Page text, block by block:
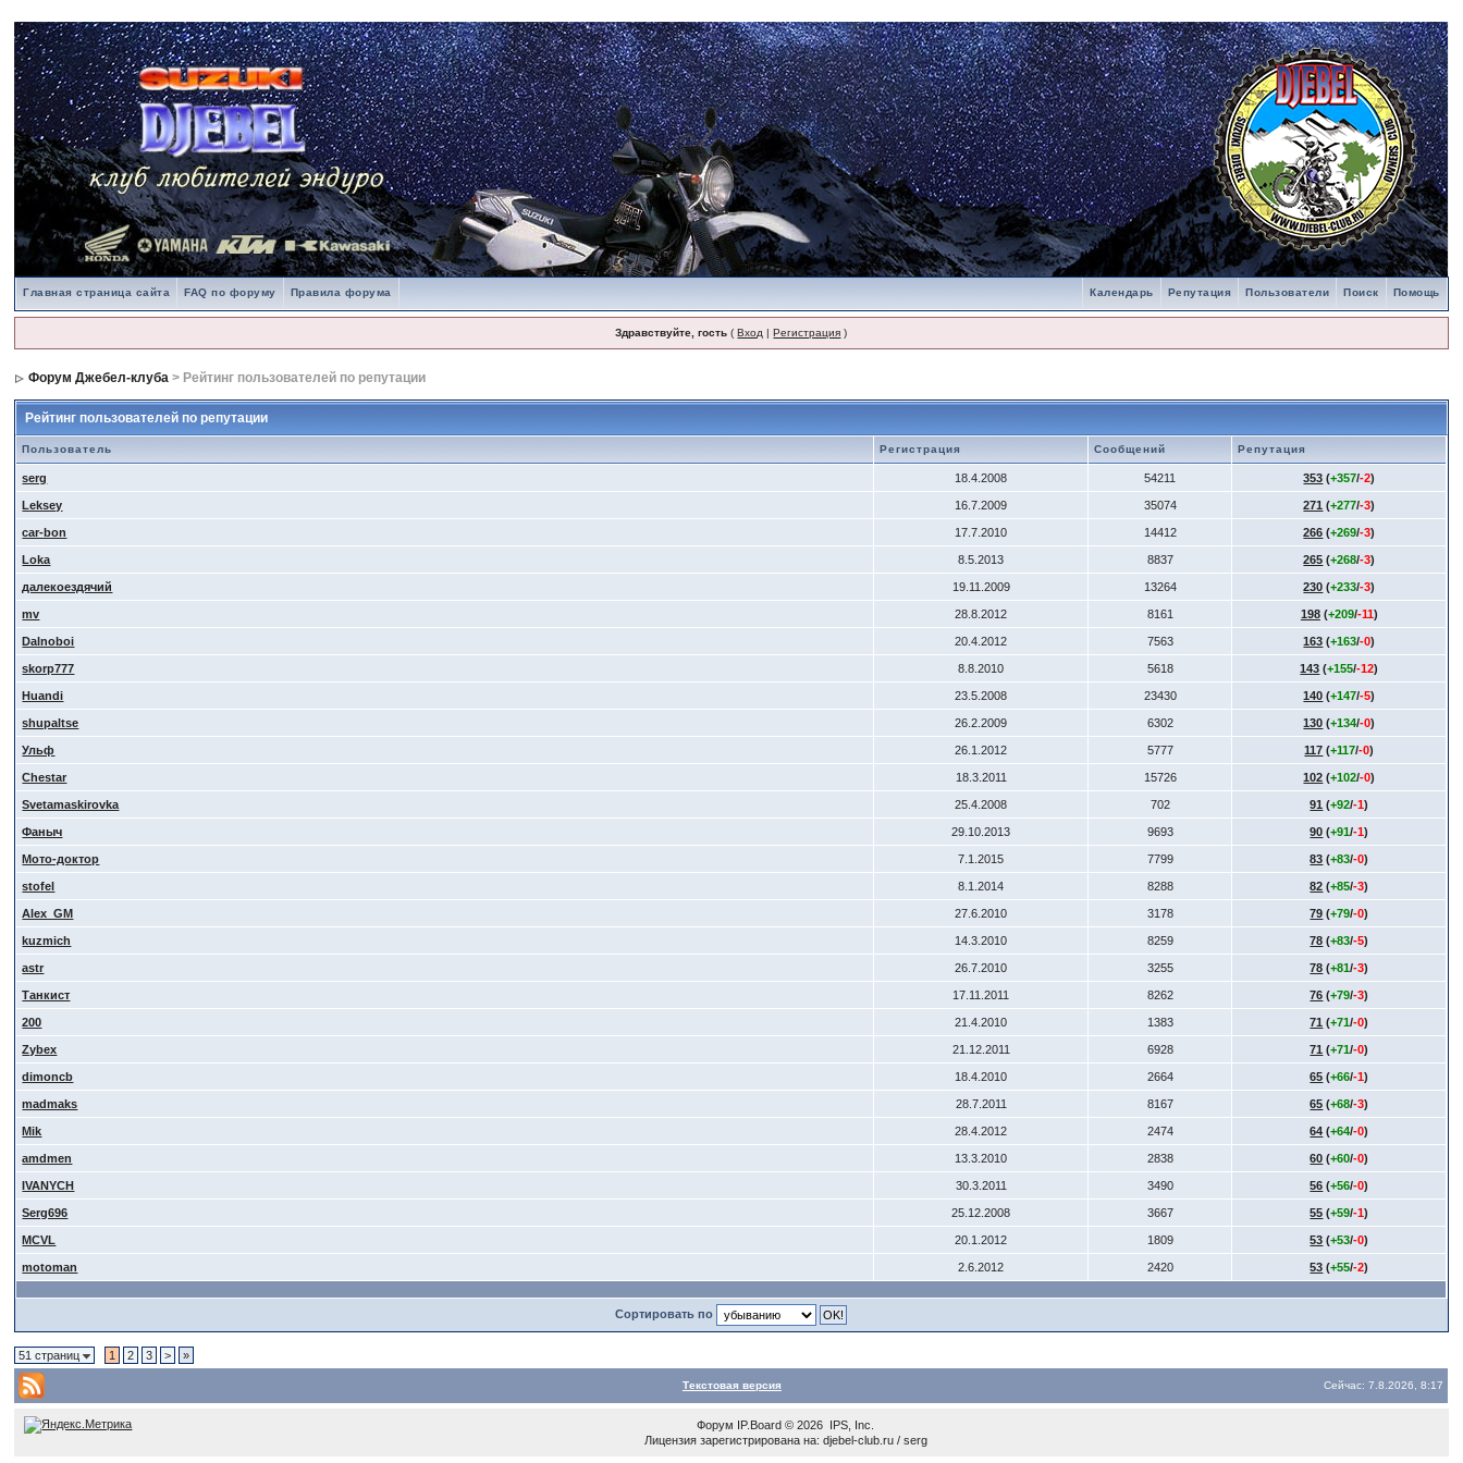
Главная страница сайта FAQ по форуму Правила форума Помощь
Поиск
Пользователи
Репутация
Календарь
Здравствуйте, гость (Вход |Регистрация )
Форум Джебел-клуба > Рейтинг пользователей по репутации
Рейтинг пользователей по репутации
Пользователь Регистрация Сообщений Репутация
serg 18.4.2008 54211 353 (+357/-2)
Leksey 16.7.2009 35074 271 (+277/-3)
car-bon 17.7.2010 14412 266 (+269/-3)
Loka 8.5.2013 8837 265 (+268/-3)
далекоездячий 19.11.2009 13264 230 (+233/-3)
mv 28.8.2012 8161 198(+209/-11)
Dalnoboi 20.4.2012 7563 163 (+163/-0)
skorp777 8.8.2010 5618 143 (+155/-12)
Huandi 23.5.2008 23430 140 (+147/-5)
shupaltse 26.2.2009 6302 130 (+134/-0)
Ульф 26.1.2012 5777 117 (+117/-0)
Сhestar 18.3.2011 15726 102 (+102/-0)
Svetamaskirovka 25.4.2008 702 91 (+92/-1)
Фаныч 29.10.2013 9693 90 (+91/-1)
Мото-доктор 7.1.2015 7799 83 (+83/-0)
stofel 8.1.2014 8288 82 (+85/-3)
Alex_GM 27.6.2010 3178 79 (+79/-0)
kuzmich 14.3.2010 8259 78 (+83/-5)
astr 26.7.2010 3255 78 (+81/-3)
Танкист 17.11.2011 8262 76 (+79/-3)
200 21.4.2010 1383 71 (+71/-0)
Zybex 21.12.2011 6928 71 (+71/-0)
dimoncb 18.4.2010 2664 65 (+66/-1)
madmaks 28.7.2011 8167 65 (+68/-3)
Mik 28.4.2012 2474 64 (+64/-0)
amdmen 13.3.2010 2838 60 (+60/-0)
IVANYCH 30.3.2011 3490 56 (+56/-0)
Serg696 25.12.2008 3667 55 (+59/-1)
MCVL 20.1.2012 1809 53 (+53/-0)
motoman 2.6.2012 2420 53 (+55/-2)
Сортировать по
51 страниц 1 2 3 > »
Текстовая версия Сейчас: 7.8.2026, 8:17
Форум IP.Board © 2026 IPS, Inc
Лицензия зарегистрирована на: djebel-club.ru / serg